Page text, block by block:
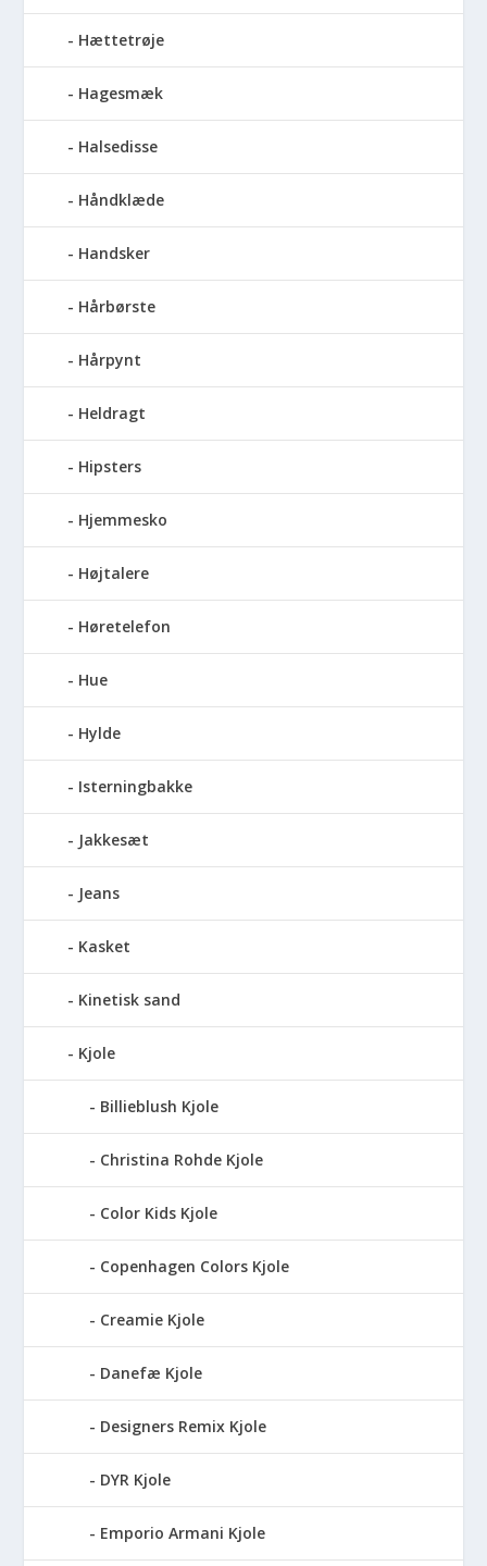
Hættetrøje
Hagesmæk
Halsedisse
Håndklæde
Handsker
Hårbørste
Hårpynt
Heldragt
Hipsters
Hjemmesko
Højtalere
Høretelefon
Hue
Hylde
Isterningbakke
Jakkesæt
Jeans
Kasket
Kinetisk sand
Kjole
Billieblush Kjole
Christina Rohde Kjole
Color Kids Kjole
Copenhagen Colors Kjole
Creamie Kjole
Danefæ Kjole
Designers Remix Kjole
DYR Kjole
Emporio Armani Kjole